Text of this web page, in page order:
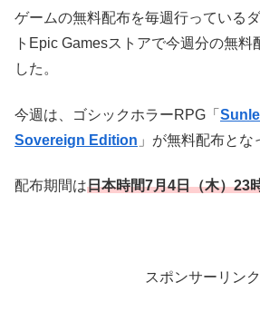
ゲームの無料配布を毎週行っている
トEpic Gamesストアで今週分の無料
した。
今週は、ゴシックホラーRPG「
Sovereign Edition 」が無料配布とな
配布期間は日本時間7月4日（木）23
スポンサーリンク